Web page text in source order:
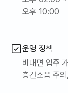
오후 10:00
운영 정책
비대면 입주
층간소음 주